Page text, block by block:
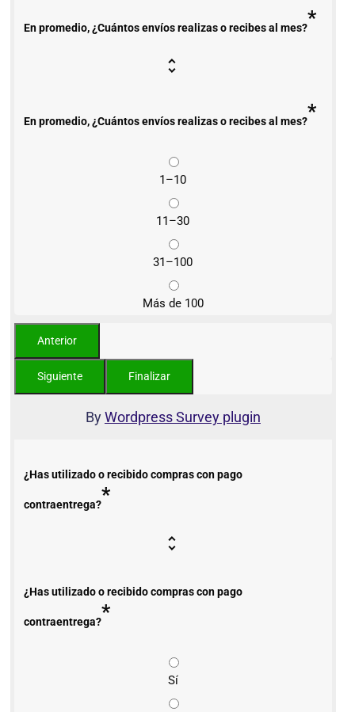
En promedio, ¿Cuántos envíos realizas o recibes al mes?*
En promedio, ¿Cuántos envíos realizas o recibes al mes?*
1–10
11–30
31–100
Más de 100
ByWordpress Survey plugin
¿Has utilizado o recibido compras con pago
contraentrega?*
¿Has utilizado o recibido compras con pago
contraentrega?*
Sí